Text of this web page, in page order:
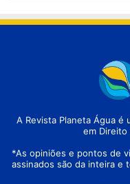
A Revista Planeta Água é
em Direito
*As opiniões e pontos de
assinados são da inteira e